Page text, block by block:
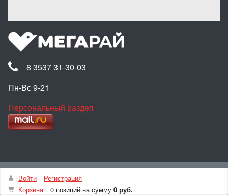
8 3537 31-30-03
Пн-Вс 9-21
Персональный раздел
© Интернет-магазин МЕГАРАЙ, 2025
Войти
Регистрация
Корзина
0 позиций на сумму 0 руб.